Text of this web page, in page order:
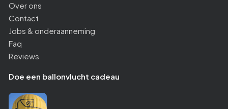
Over ons
Contact
Jobs & onderaanneming
Faq
Reviews
Doe een ballonvlucht cadeau